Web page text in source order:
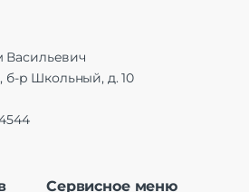
б-р Школьный, д. 10
Сервисное меню